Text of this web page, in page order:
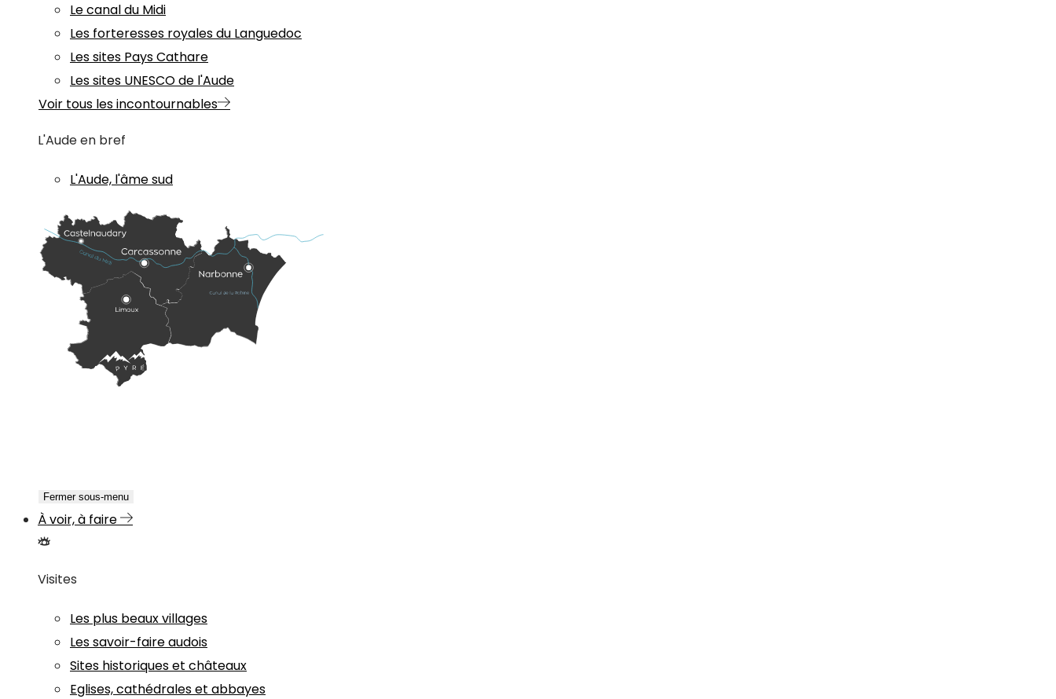
Le canal du Midi
Les forteresses royales du Languedoc
Les sites Pays Cathare
Les sites UNESCO de l'Aude
Voir tous les incontournables
L'Aude en bref
L'Aude, l'âme sud
Fermer sous-menu
À voir, à faire
Visites
Les plus beaux villages
Les savoir-faire audois
Sites historiques et châteaux
Eglises, cathédrales et abbayes